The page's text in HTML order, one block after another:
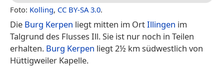
Foto: Kolling, CC BY-SA 3.0.
Die Burg Kerpen liegt mitten im OrtIllingen im
Talgrund des Flusses Ill. Sie ist nur noch in Teilen
erhalten. Burg Kerpen liegt 2½ km südwestlich von
Hüttigweiler Kapelle.